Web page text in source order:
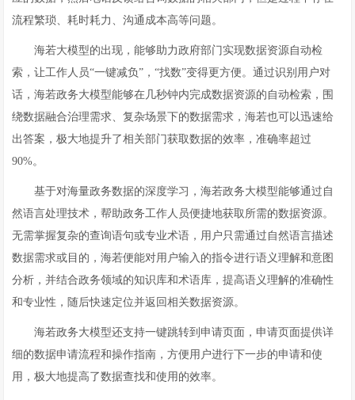
流程繁琐、耗时耗力、沟通成本高等问题。
海若大模型的出现，能够助力政府部门实现数据资源自动检
索，让工作人员“一键减负”，“找数”变得更方便。通过识别用户对
话，海若政务大模型能够在几秒钟内完成数据资源的自动检索，围
绕数据融合治理需求、复杂场景下的数据需求，海若也可以迅速给
出答案，极大地提升了相关部门获取数据的效率，准确率超过
90%。
基于对海量政务数据的深度学习，海若政务大模型能够通过自
然语言处理技术，帮助政务工作人员便捷地获取所需的数据资源。
无需掌握复杂的查询语句或专业术语，用户只需通过自然语言描述
数据需求或目的，海若便能对用户输入的指令进行语义理解和意图
分析，并结合政务领域的知识库和术语库，提高语义理解的准确性
和专业性，随后快速定位并返回相关数据资源。
海若政务大模型还支持一键跳转到申请页面，申请页面提供详
细的数据申请流程和操作指南，方便用户进行下一步的申请和使
用，极大地提高了数据查找和使用的效率。